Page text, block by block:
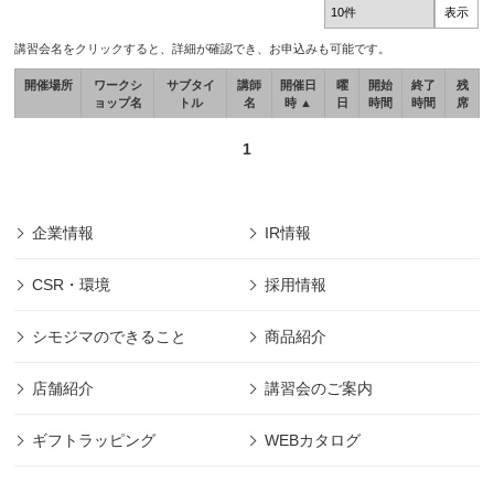
講習会名をクリックすると、詳細が確認でき、お申込みも可能です。
開催場所
ワークシ
ョップ名
サブタイ
トル
講師
名
開催日
時 ▲
曜
日
開始
時間
終了
時間
残
席
1
企業情報 IR情報
CSR・環境 採用情報
シモジマのできること 商品紹介
店舗紹介 講習会のご案内
ギフトラッピング WEBカタログ